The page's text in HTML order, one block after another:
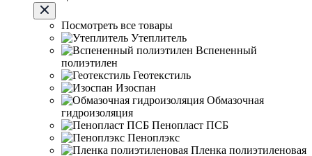
Посмотреть все товары
Утеплитель
Вспененный
полиэтилен
Геотекстиль
Изоспан
Обмазочная
гидроизоляция
Пенопласт ПСБ
Пеноплэкс
Пленка полиэтиленовая